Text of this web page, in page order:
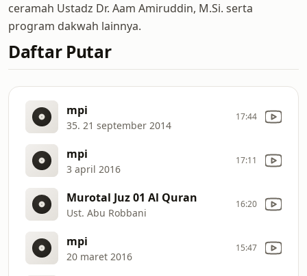
ceramah Ustadz Dr. Aam Amiruddin, M.Si. serta
program dakwah lainnya.
Daftar Putar
mpi
35. 21 september 2014
17:44
mpi
3 april 2016
17:11
Murotal Juz 01 Al Quran
Ust. Abu Robbani
16:20
mpi
20 maret 2016
15:47